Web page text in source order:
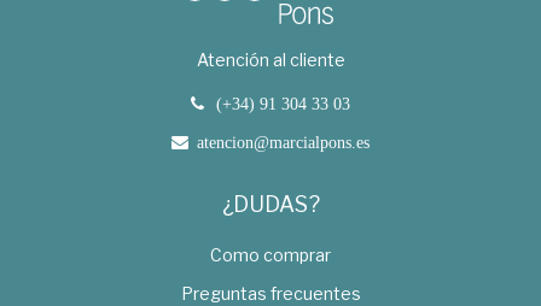
Atención al cliente
(+34) 91 304 33 03
atencion@marcialpons.es
¿DUDAS?
Como comprar
Preguntas frecuentes